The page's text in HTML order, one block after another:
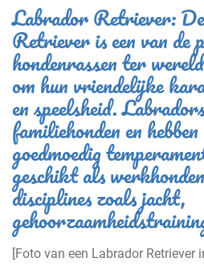
Labrador Retriever:
Retriever is een van de
hondenrassen ter
om hun vriendelijke
en speelsheid.
familiehonden en
goedmoedig
geschikt als
disciplines zoals jacht,
[Foto van een Labrador Retriever